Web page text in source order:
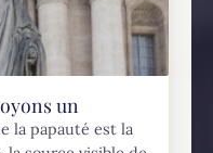
un
la papauté est la